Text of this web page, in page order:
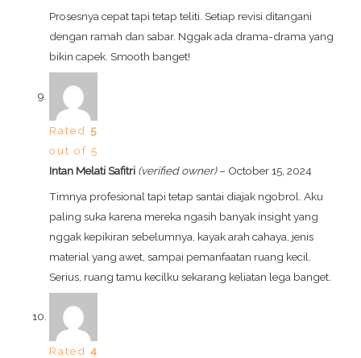
Prosesnya cepat tapi tetap teliti. Setiap revisi ditangani
dengan ramah dan sabar. Nggak ada drama-drama yang
bikin capek. Smooth banget!
Rated5
out of 5
Intan Melati Safitri (verified owner) – October 15, 2024
Timnya profesional tapi tetap santai diajak ngobrol. Aku
paling suka karena mereka ngasih banyak insight yang
nggak kepikiran sebelumnya, kayak arah cahaya, jenis
material yang awet, sampai pemanfaatan ruang kecil.
Serius, ruang tamu kecilku sekarang keliatan lega banget.
Rated4